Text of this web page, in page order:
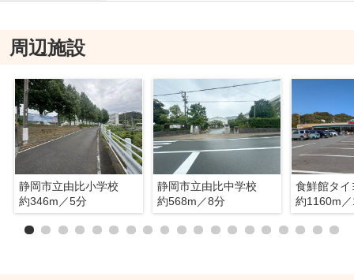
周辺施設
静岡市立由比小学校
約346m／5分
静岡市立由比中学校
約568m／8分
約1160m